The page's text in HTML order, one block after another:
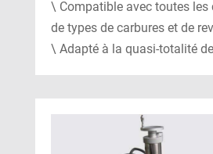
\ Compatible avec toutes
de types de carbures et de
\ Adapté à la quasi-totalité